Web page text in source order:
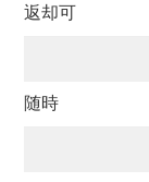
返却可
随時